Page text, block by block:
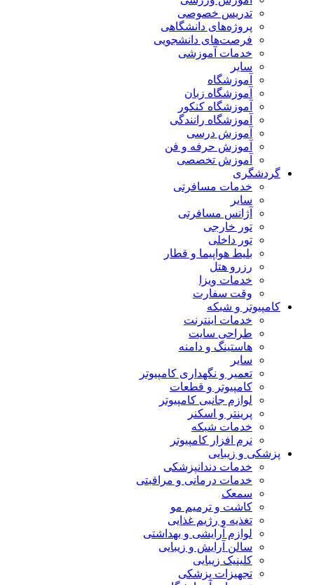
تدریس خصوصی
پروژه‌های دانشگاهی
فرصت‌های دانشجویی
خدمات آموزشی
سایر
آموزشگاه
آموزشگاه زبان
آموزشگاه کنکور
آموزشگاه رانندگی
آموزش درسی
آموزش حرفه و فن
آموزش تخصصی
گردشگری
خدمات مسافرتی
سایر
آژانس مسافرتی
تور خارجی
تور داخلی
بلیط هواپیما و قطار
رزرو هتل
خدمات ویزا
وقت سفارت
کامپیوتر و شبکه
خدمات اینترنت
طراحی سایت
هاستینگ و دامنه
سایر
تعمیر و نگهداری کامپیوتر
کامپیوتر و قطعات
لوازم جانبی کامپیوتر
پرینتر و اسکنر
خدمات شبکه
نرم افزار کامپیوتر
پزشکی و زیبایی
خدمات دندانپزشکی
خدمات درمانی و مراقبتی
سمعک
کاشت و ترمیم مو
تغذیه و رژیم غذایی
لوازم آرایشی و بهداشتی
سالن آرایش و زیبایی
کلینیک زیبایی
تجهیزات پزشکی